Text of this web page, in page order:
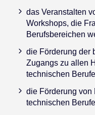
das Veranstalten
Workshops, die
Berufsbereichen
die Förderung der
Zugangs zu allen
technischen
die Förderung von
technischen